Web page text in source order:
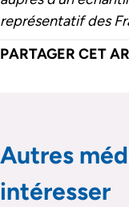
représentatif des
PARTAGER CET
Autres
intéresser